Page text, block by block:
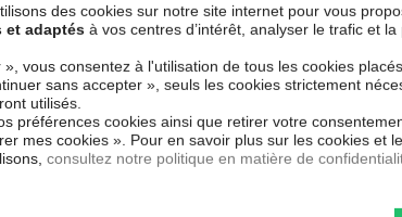
!
de haute qualité qui
à une impression
de
à l'encadrer.
et 100 % sûr,
et pas cher de
Dimensions (cm)
Couleur marketing
Impression
Résolution
des cookies sur notre site internet pour vous
et adaptés à vos centres d’intérêt, analyser le trafic et
», vous consentez à l'utilisation de tous les cookies
sans accepter », seuls les cookies strictement
utilisés.
préférences cookies ainsi que retirer votre
mes cookies ». Pour en savoir plus sur les cookies et
consultez notre politique en matière de